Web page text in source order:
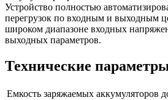
Устройство полностью
перегрузок по входным и выходным
широком диапазоне входных
выходных параметров.
Технические
Емкость заряжаемых аккумуляторов